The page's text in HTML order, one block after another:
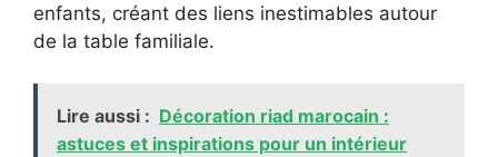
enfants, créant des liens inestimables autour
de la table familiale.
Lire aussi : Décoration riad marocain :
astuces et inspirations pour un intérieur